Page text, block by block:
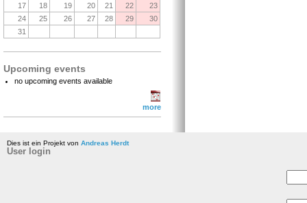
17
18 19 20 21 22
23
24
25 26 27 28 29
30
31
Upcoming events
no upcoming events available
more
Dies ist ein Projekt von Andreas Herdt
User login